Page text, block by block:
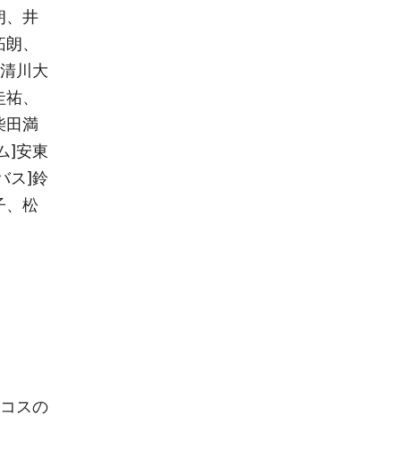
、井
、
川大
、
田満
]安東
ス]鈴
、松
スの